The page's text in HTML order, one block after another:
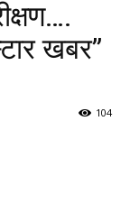
खबर”
104